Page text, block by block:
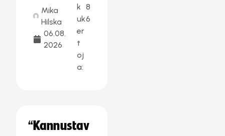
Mika
Hilska
06.08.
2026
k
uk
er
t
oj
a:
8
6
“Kannustav